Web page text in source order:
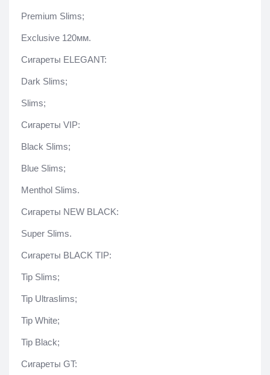
Premium Slims;
Exclusive 120мм.
Сигареты ELEGANT:
Dark Slims;
Slims;
Сигареты VIP:
Black Slims;
Blue Slims;
Menthol Slims.
Сигареты NEW BLACK:
Super Slims.
Сигареты BLACK TIP:
Tip Slims;
Tip Ultraslims;
Tip White;
Tip Black;
Сигареты GT: